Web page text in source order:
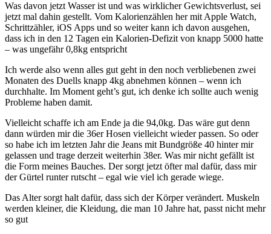
Was davon jetzt Wasser ist und was wirklicher Gewichtsverlust, sei
jetzt mal dahin gestellt. Vom Kalorienzählen her mit Apple Watch,
Schrittzähler, iOS Apps und so weiter kann ich davon ausgehen,
dass ich in den 12 Tagen ein Kalorien-Defizit von knapp 5000 hatte
– was ungefähr 0,8kg entspricht
Ich werde also wenn alles gut geht in den noch verbliebenen zwei
Monaten des Duells knapp 4kg abnehmen können – wenn ich
durchhalte. Im Moment geht’s gut, ich denke ich sollte auch wenig
Probleme haben damit.
Vielleicht schaffe ich am Ende ja die 94,0kg. Das wäre gut denn
dann würden mir die 36er Hosen vielleicht wieder passen. So oder
so habe ich im letzten Jahr die Jeans mit Bundgröße 40 hinter mir
gelassen und trage derzeit weiterhin 38er. Was mir nicht gefällt ist
die Form meines Bauches. Der sorgt jetzt öfter mal dafür, dass mir
der Gürtel runter rutscht – egal wie viel ich gerade wiege.
Das Alter sorgt halt dafür, dass sich der Körper verändert. Muskeln
werden kleiner, die Kleidung, die man 10 Jahre hat, passt nicht mehr
so gut